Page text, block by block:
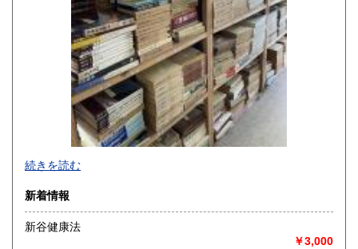
-
沿線名：-
最寄駅：-
営業時間：-
定休日：-
続きを読む
新着情報
新谷健康法
￥3,000